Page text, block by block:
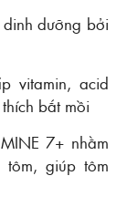
dưỡng bởi
vitamin, acid
bắt mồi
7+ nhằm
giúp tôm